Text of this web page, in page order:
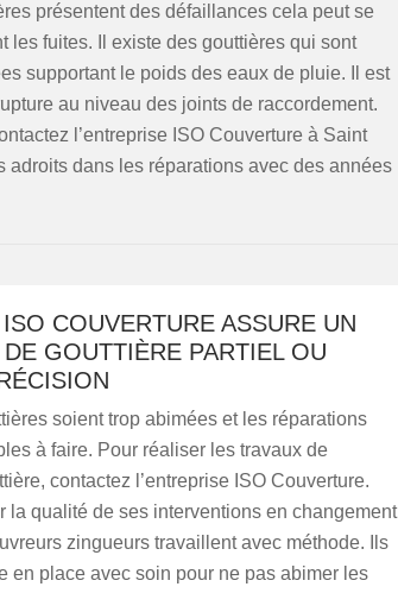
présentent des défaillances cela peut se
les fuites. Il existe des gouttières qui sont
supportant le poids des eaux de pluie. Il est
au niveau des joints de raccordement.
l’entreprise ISO Couverture à Saint
dans les réparations avec des années
ISO COUVERTURE ASSURE UN
GOUTTIÈRE PARTIEL OU
soient trop abimées et les réparations
à faire. Pour réaliser les travaux de
contactez l’entreprise ISO Couverture.
la qualité de ses interventions en changement
zingueurs travaillent avec méthode. Ils
en place avec soin pour ne pas abimer les